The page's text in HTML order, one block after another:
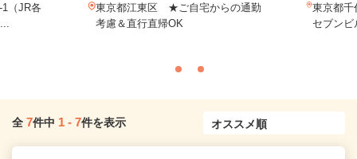
（JR各
東京都江東区 ★ご自宅からの通勤
考慮＆直行直帰OK
東京都
セブン
全 7件中 1 - 7件を表示